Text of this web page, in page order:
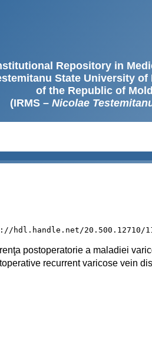
Repository in
State University of
of the Republic of
(IRMS – Nicolae
hdl.handle.net/20.500.12710/
postoperatorie a maladiei
recurrent varicose vein